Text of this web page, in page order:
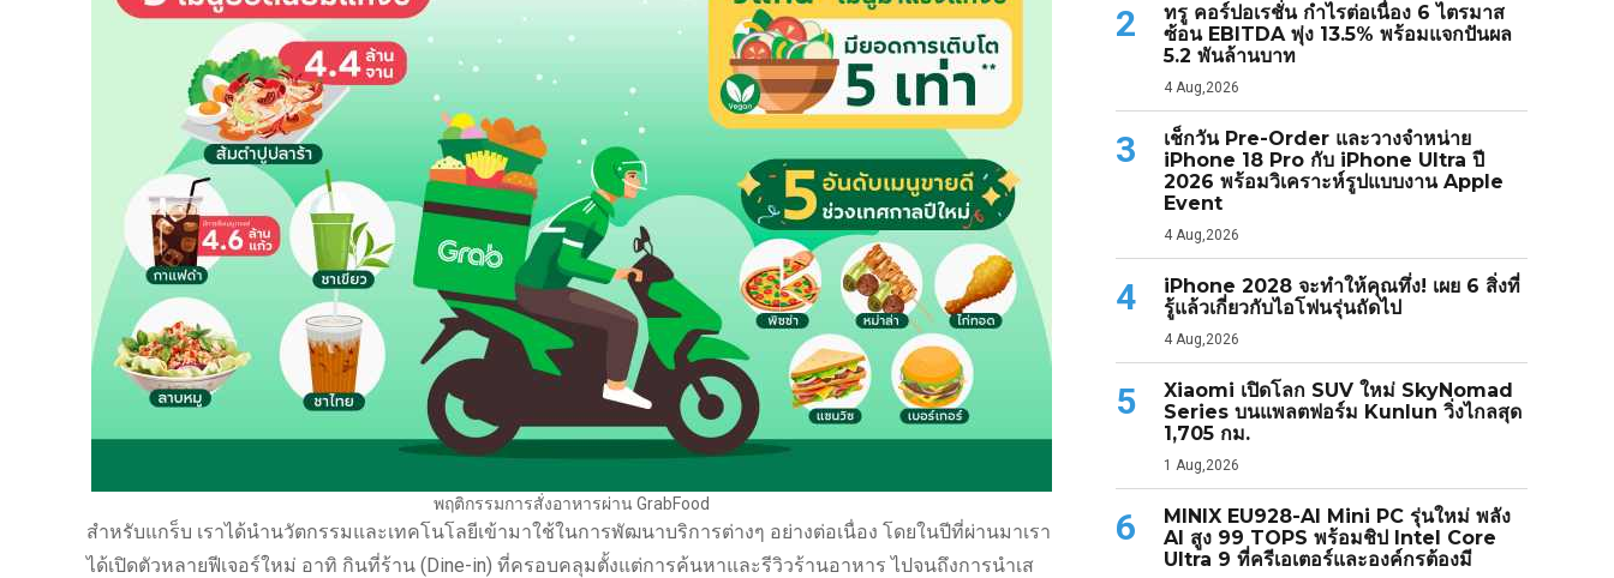
พฤติกรรมการสั่งอาหารผ่าน GrabFood
สำหรับแกร็บ เราได้นำนวัตกรรมและเทคโนโลยีเข้ามาใช้ในการพัฒนาบริการต่างๆ อย่างต่อเนื่อง โดยในปีที่ผ่านมาเรา
ได้เปิดตัวหลายฟีเจอร์ใหม่ อาทิ กินที่ร้าน (Dine-in) ที่ครอบคลุมตั้งแต่การค้นหาและรีวิวร้านอาหาร ไปจนถึงการนำเส
2
ทรู คอร์ปอเรชั่น กำไรต่อเนื่อง 6 ไตรมาส
ซ้อน EBITDA พุ่ง 13.5% พร้อมแจกปันผล
5.2 พันล้านบาท
4 Aug,2026
3
เช็กวัน Pre-Order และวางจำหน่าย
iPhone 18 Pro กับ iPhone Ultra ปี
2026 พร้อมวิเคราะห์รูปแบบงาน Apple
Event
4 Aug,2026
4
iPhone 2028 จะทำให้คุณทึ่ง! เผย 6 สิ่งที่
รู้แล้วเกี่ยวกับไอโฟนรุ่นถัดไป
4 Aug,2026
5
Xiaomi เปิดโลก SUV ใหม่ SkyNomad
Series บนแพลตฟอร์ม Kunlun วิ่งไกลสุด
1,705 กม.
1 Aug,2026
6
MINIX EU928-AI Mini PC รุ่นใหม่ พลัง
AI สูง 99 TOPS พร้อมชิป Intel Core
Ultra 9 ที่ครีเอเตอร์และองค์กรต้องมี